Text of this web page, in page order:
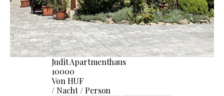
Judit Apartmenthaus
10000
Von HUF
/ Nacht / Person